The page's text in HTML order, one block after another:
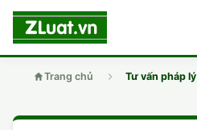
Trang chủ Tư vấn pháp lý